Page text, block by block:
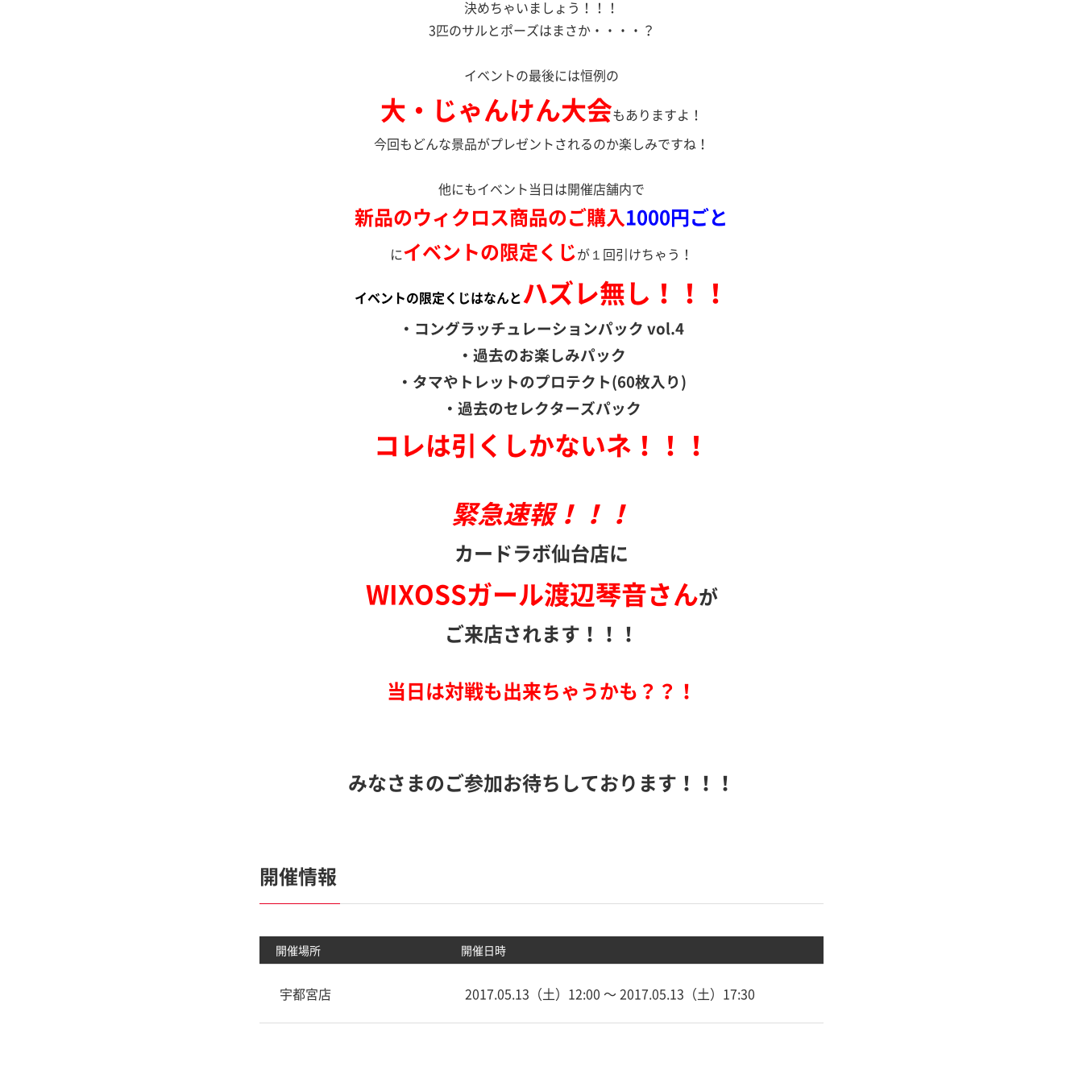
決めちゃいましょう！！！
3匹のサルとポーズはまさか・・・・？
イベントの最後には恒例の
大・じゃんけん大会もありますよ！
今回もどんな景品がプレゼントされるのか楽しみですね！
他にもイベント当日は開催店舗内で
新品のウィクロス商品のご購入1000円ごと
にイベントの限定くじが１回引けちゃう！
イベントの限定くじはなんとハズレ無し！！！
・ コングラッチュレーションパック vol.4
・ 過去のお楽しみパック
・ タマやトレットのプロテクト(60枚入り)
・ 過去のセレクターズパック
コレは引くしかないネ！！！
緊急速報！！！
カードラボ仙台店に
WIXOSSガール渡辺琴音さんが
ご来店されます！！！
当日は対戦も出来ちゃうかも？？！
みなさまのご参加お待ちしております！！！
開催情報
開催場所 開催日時
宇都宮店 2017.05.13（土）12:00 〜 2017.05.13（土）17:30